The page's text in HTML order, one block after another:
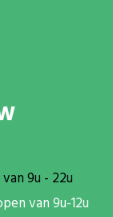
9u - 22u
van 9u-12u